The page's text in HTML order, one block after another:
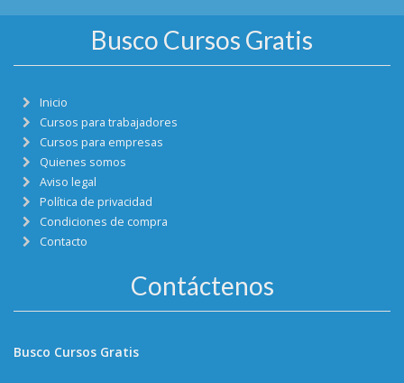
Busco Cursos Gratis
Inicio
Cursos para trabajadores
Cursos para empresas
Quienes somos
Aviso legal
Política de privacidad
Condiciones de compra
Contacto
Contáctenos
Busco Cursos Gratis